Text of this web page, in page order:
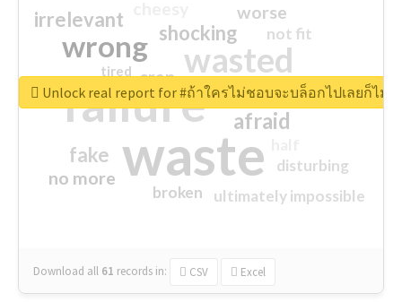
waste
failure
wasted
wrong
sorry
afraid
shocking
irrelevant
fake
worse
no more
crap
ultimately impossible
not fit
disturbing
closed
broken
tired
Download all 61 records in: CSV Excel
Unlock real report for #ถ้าใครไม่ชอบจะบล็อกไปเลยก็ไม่